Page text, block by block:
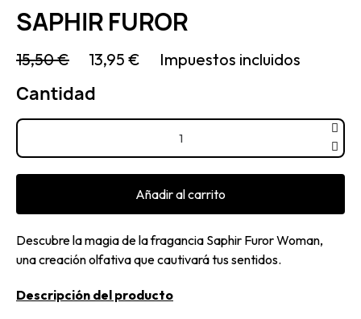
SAPHIR FUROR
15,50 € 13,95 € Impuestos incluidos
Cantidad
Añadir al carrito
Descubre la magia de la fragancia Saphir Furor Woman,
una creación olfativa que cautivará tus sentidos.
Descripción del producto